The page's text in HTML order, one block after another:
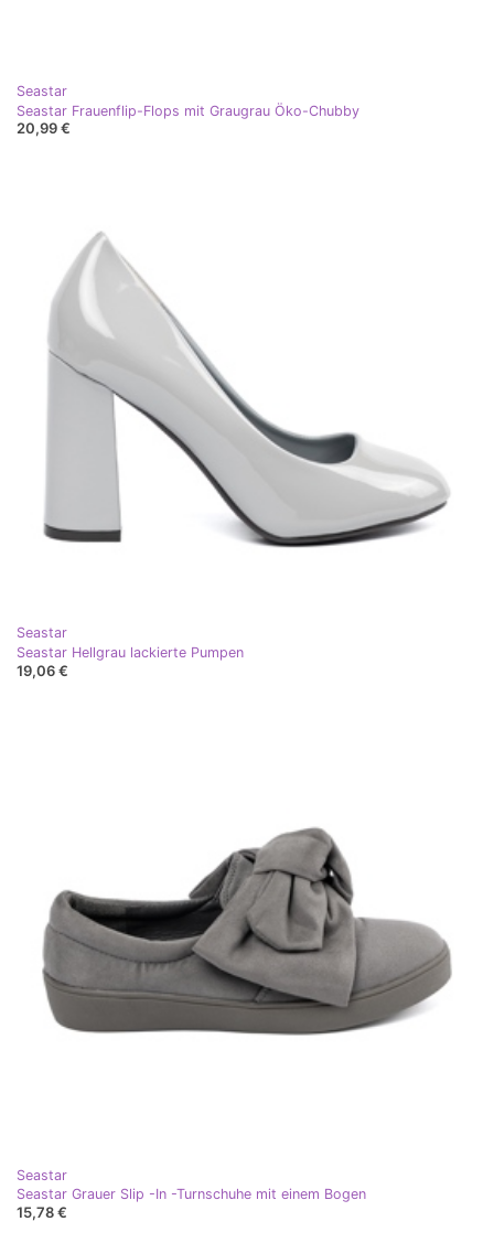
Seastar
Seastar Frauenflip-Flops mit Graugrau Öko-Chubby
20,99 €
Seastar
Seastar Hellgrau lackierte Pumpen
19,06 €
Seastar
Seastar Grauer Slip -In -Turnschuhe mit einem Bogen
15,78 €